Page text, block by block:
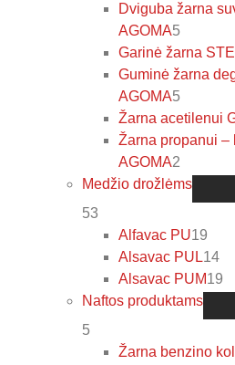
Dviguba žarna
AGOMA5
Garinė žarna
Guminė žarna
AGOMA5
Žarna acetilenui
Žarna propanui –
AGOMA2
Medžio drožlėms
53
Alfavac PU19
Alsavac PUL14
Alsavac PUM19
Naftos produktams
5
Žarna benzino